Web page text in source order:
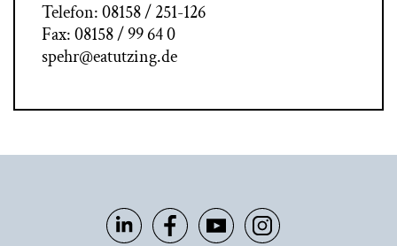
Telefon: 08158 / 251-126
Fax: 08158 / 99 64 0
spehr@eatutzing.de